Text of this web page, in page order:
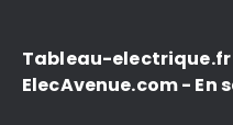
Tableau-
ElecAvenue.com - En